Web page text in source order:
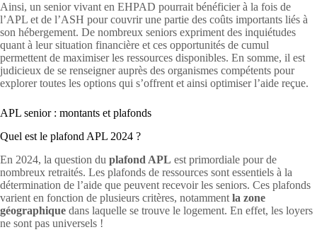
Ainsi, un senior vivant en EHPAD pourrait bénéficier à la fois de
l’APL et de l’ASH pour couvrir une partie des coûts importants liés à
son hébergement. De nombreux seniors expriment des inquiétudes
quant à leur situation financière et ces opportunités de cumul
permettent de maximiser les ressources disponibles. En somme, il est
judicieux de se renseigner auprès des organismes compétents pour
explorer toutes les options qui s’offrent et ainsi optimiser l’aide reçue.
APL senior : montants et plafonds
Quel est le plafond APL 2024 ?
En 2024, la question du plafond APL est primordiale pour de
nombreux retraités. Les plafonds de ressources sont essentiels à la
détermination de l’aide que peuvent recevoir les seniors. Ces plafonds
varient en fonction de plusieurs critères, notamment la zone
géographique dans laquelle se trouve le logement. En effet, les loyers
ne sont pas universels !